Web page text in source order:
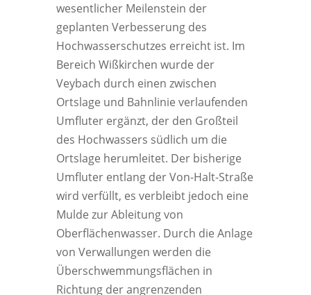
wesentlicher Meilenstein der
geplanten Verbesserung des
Hochwasserschutzes erreicht ist. Im
Bereich Wißkirchen wurde der
Veybach durch einen zwischen
Ortslage und Bahnlinie verlaufenden
Umfluter ergänzt, der den Großteil
des Hochwassers südlich um die
Ortslage herumleitet. Der bisherige
Umfluter entlang der Von-Halt-Straße
wird verfüllt, es verbleibt jedoch eine
Mulde zur Ableitung von
Oberflächenwasser. Durch die Anlage
von Verwallungen werden die
Überschwemmungsflächen in
Richtung der angrenzenden